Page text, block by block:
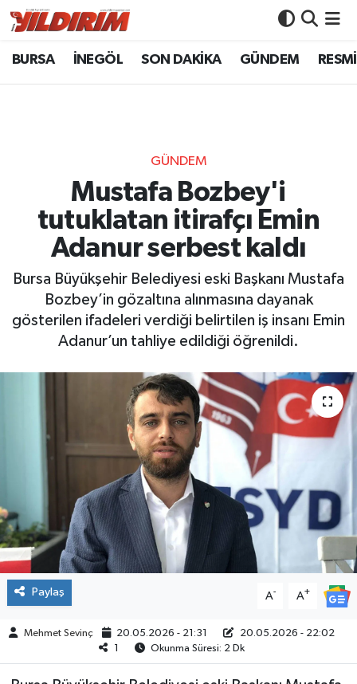
BURSA İNEGÖL SON DAKİKA GÜNDEM
GÜNDEM
Mustafa Bozbey'i
tutuklatan itirafçı Emin
Adanur serbest kaldı
Bursa Büyükşehir Belediyesi eski Başkanı Mustafa
Bozbey’in gözaltına alınmasına dayanak
gösterilen ifadeleri verdiği belirtilen iş insanı Emin
Adanur’un tahliye edildiği öğrenildi.
Paylaş A- A+
Mehmet Sevinç 20.05.2026 - 21:31
20.05.2026 - 22:02
Okunma Süresi: 2 Dk
BURSA
GÜNDEM
RESMİ İLANLAR
SİYASET
YAŞAM
Bursa Nöbetçi Eczaneler
Bursa Trafik Yoğunluk Haritası
Süper Lig Puan Durumu ve Fikstür
Son Dakika Haberleri
Haber Arşivi